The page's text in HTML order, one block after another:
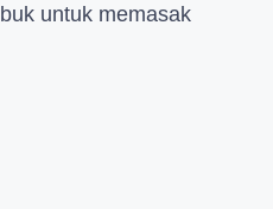
untuk memasak